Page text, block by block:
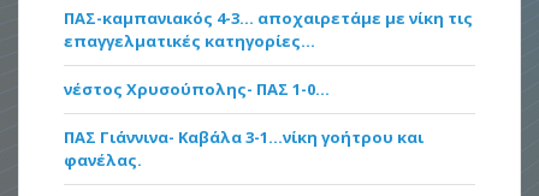
ΠΑΣ-καμπανιακός 4-3… αποχαιρετάμε με νίκη τις
επαγγελματικές κατηγορίες…
νέστος Χρυσούπολης- ΠΑΣ 1-0…
ΠΑΣ Γιάννινα- Καβάλα 3-1…νίκη γοήτρου και
φανέλας.